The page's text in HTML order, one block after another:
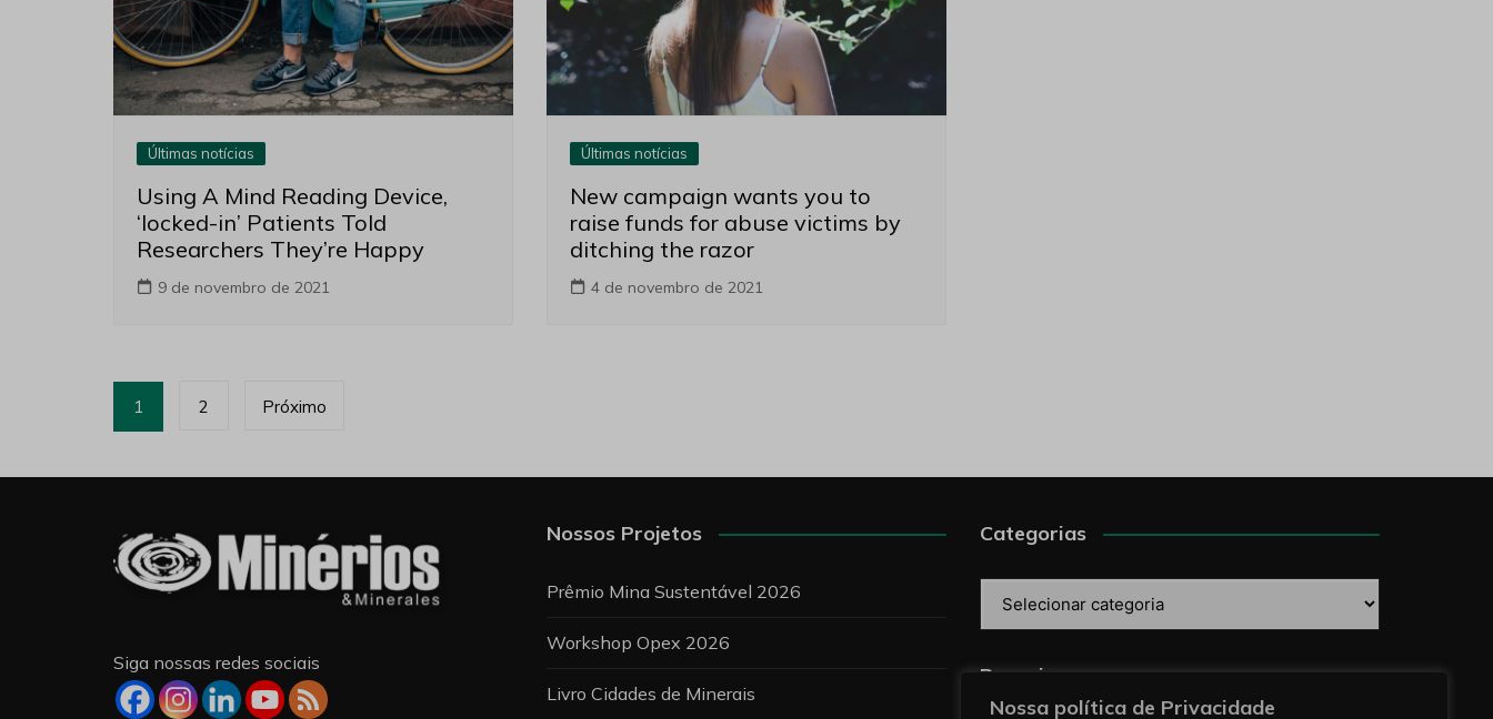
Nossa política de Privacidade
Últimas notícias
Using A Mind Reading Device,
‘locked-in’ Patients Told
Researchers They’re Happy
9 de novembro de 2021
Últimas notícias
New campaign wants you to
raise funds for abuse victims by
ditching the razor
4 de novembro de 2021
Paginação
de
posts
1 2 Próximo
Siga nossas redes sociais
Nossos Projetos
Prêmio Mina Sustentável 2026
Workshop Opex 2026
Livro Cidades de Minerais
Categorias
Pesquise